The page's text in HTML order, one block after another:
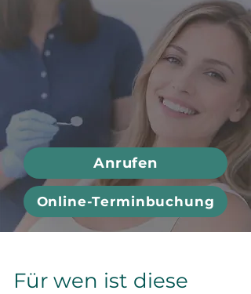
Online-Terminbuchung
Anrufen
Für wen ist diese